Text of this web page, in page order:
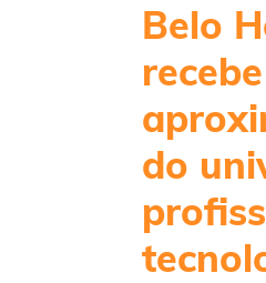
Belo
do